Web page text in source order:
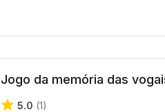
Jogo da memória das
5.0 (1)